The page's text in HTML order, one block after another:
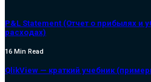
P&L Statement (Отчет о прибылях и
расходах)
16 Min Read
QlikView — краткий учебник